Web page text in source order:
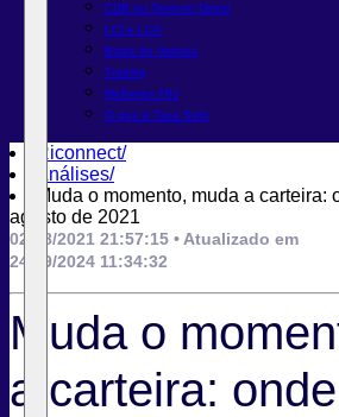
CDB ou Tesouro Direto
LCI e LCA
Bolsa de Valores
Trading
Melhores FIIs
O que é Taxa Selic
Riconnect/
Análises/
Muda o momento, muda a carteira:
agosto de 2021
02/08/2021 21:57:15 • Atualizado em
24/09/2024 11:34:32
Muda o
a carteira: onde